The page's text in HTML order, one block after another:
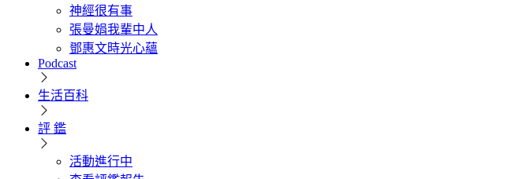
神經很有事
張曼娟我輩中人
鄧惠文時光心蘊
Podcast
生活百科
評 鑑
活動進行中